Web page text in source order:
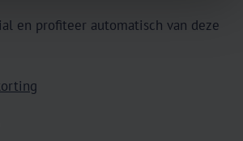
en profiteer automatisch van deze